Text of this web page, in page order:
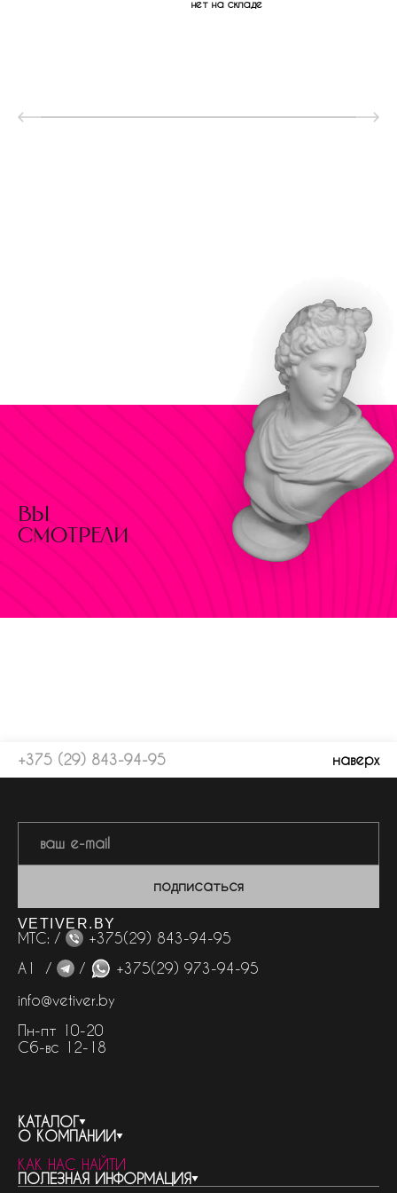
нет на складе
вы
смотрели
+375 (29) 843-94-95 наверх
подписаться
VETIVER.BY
МТС: /
+375(29) 843-94-95
А1 /
/
+375(29) 973-94-95
info@vetiver.by
Пн-пт 10-20
Сб-вс 12-18
КАТАЛОГ
весь каталог
бренды
женская парфюмерия
О КОМПАНИИ
контакты
о компании
КАК НАС НАЙТИ
ПОЛЕЗНАЯ ИНФОРМАЦИЯ